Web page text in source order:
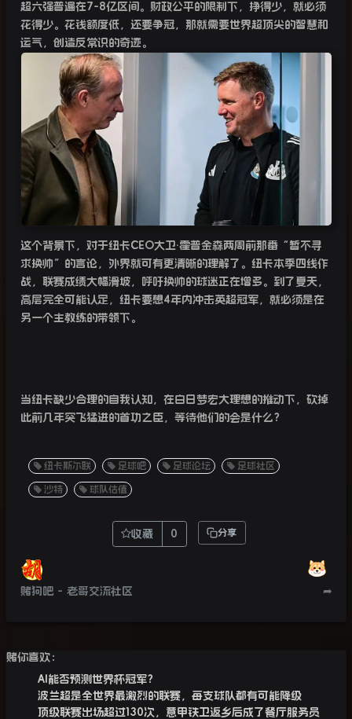
超六强普遍在7-8亿区间。财政公平的限制下，挣得少，就必须
花得少。花钱额度低，还要争冠，那就需要世界超顶尖的智慧和
运气，创造反常识的奇迹。
这个背景下，对于纽卡CEO大卫·霍普金森两周前那番“暂不寻
求换帅”的言论，外界就可有更清晰的理解了。纽卡本季四线作
战，联赛成绩大幅滑坡，呼吁换帅的球迷正在增多。到了夏天，
高层完全可能认定，纽卡要想4年内冲击英超冠军，就必须是在
另一个主教练的带领下。
当纽卡缺少合理的自我认知，在白日梦宏大理想的推动下，砍掉
此前几年突飞猛进的首功之臣，等待他们的会是什么？
纽卡斯尔联 足球吧 足球论坛 足球社区
沙特 球队估值
收藏 0 分享
赌狗吧 - 老哥交流社区 ➦
赌你喜欢：
AI能否预测世界杯冠军？
波兰超是全世界最激烈的联赛，每支球队都有可能降级
顶级联赛出场超过130次，意甲铁卫返乡后成了餐厅服务员